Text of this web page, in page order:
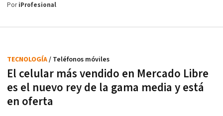
PoriProfesional
El celular más vendido en Mercado Libre
es el nuevo rey de la gama media y está
en oferta
TECNOLOGÍA/ Teléfonos móviles